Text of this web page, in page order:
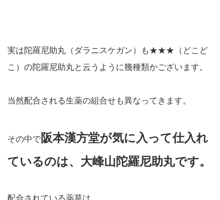
実は陀羅尼助丸（ダラニスケガン）も★★★（どこど
こ）の陀羅尼助丸と云うように幾種類かございます。
当然配合される生薬の組合せも異なってきます。
その中で 阪本漢方堂が気に入って仕入れ
ているのは、大峰山陀羅尼助丸です。